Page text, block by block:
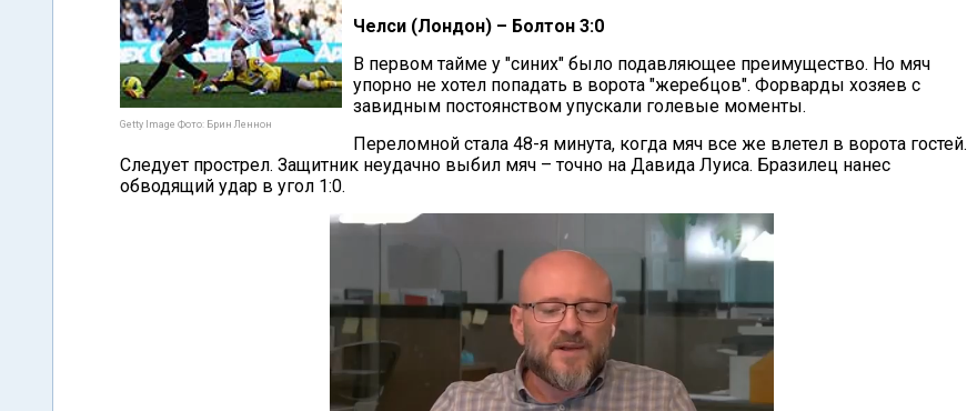
Getty Image Фото: Брин Леннон
Челси (Лондон) – Болтон 3:0
В первом тайме у "синих" было подавляющее преимущество. Но мяч
упорно не хотел попадать в ворота "жеребцов". Форварды хозяев с
завидным постоянством упускали голевые моменты.
Переломной стала 48-я минута, когда мяч все же влетел в ворота гостей.
Следует прострел. Защитник неудачно выбил мяч – точно на Давида Луиса. Бразилец нанес
обводящий удар в угол 1:0.